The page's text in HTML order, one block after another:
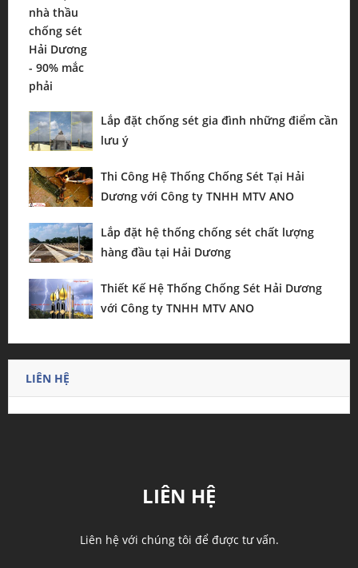
Lắp đặt chống sét gia đình những điểm cần
lưu ý
Thi Công Hệ Thống Chống Sét Tại Hải
Dương với Công ty TNHH MTV ANO
Lắp đặt hệ thống chống sét chất lượng
hàng đầu tại Hải Dương
Thiết Kế Hệ Thống Chống Sét Hải Dương
với Công ty TNHH MTV ANO
LIÊN HỆ
LIÊN HỆ
Liên hệ với chúng tôi để được tư vấn.